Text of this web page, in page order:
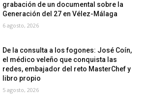
grabación de un documental sobre la
Generación del 27 en Vélez-Málaga
6 agosto, 2026
De la consulta a los fogones: José Coín,
el médico veleño que conquista las
redes, embajador del reto MasterChef y
libro propio
5 agosto, 2026